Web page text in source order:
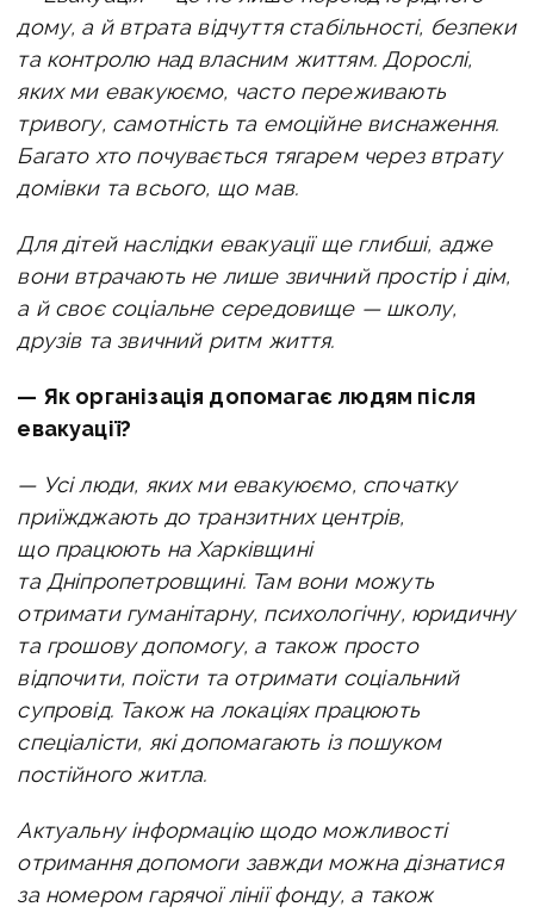
дому, а й втрата відчуття стабільності, безпеки
та контролю над власним життям. Дорослі,
яких ми евакуюємо, часто переживають
тривогу, самотність та емоційне виснаження.
Багато хто почувається тягарем через втрату
домівки та всього, що мав.
Для дітей наслідки евакуації ще глибші, адже
вони втрачають не лише звичний простір і дім,
а й своє соціальне середовище — школу,
друзів та звичний ритм життя.
— Як організація допомагає людям після
евакуації?
— Усі люди, яких ми евакуюємо, спочатку
приїжджають до транзитних центрів,
що працюють на Харківщині
та Дніпропетровщині. Там вони можуть
отримати гуманітарну, психологічну, юридичну
та грошову допомогу, а також просто
відпочити, поїсти та отримати соціальний
супровід. Також на локаціях працюють
спеціалісти, які допомагають із пошуком
постійного житла.
Актуальну інформацію щодо можливості
отримання допомоги завжди можна дізнатися
за номером гарячої лінії фонду, а також